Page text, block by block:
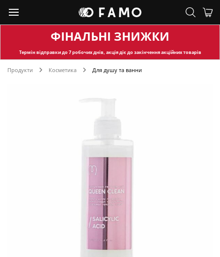
ФІНАЛЬНІ ЗНИЖКИ
Термін відправкидо 7 робочих днів, акція діє до закінчення акційних товарів
Продукти Косметика Для душу та ванни